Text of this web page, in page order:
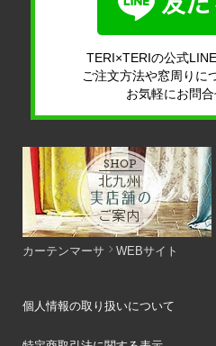
TERI×TERIの公式
ご注文方法や窓周りに
お気軽にお問合
カーテンマーサ WEBサイト
個人情報の取り扱いについて